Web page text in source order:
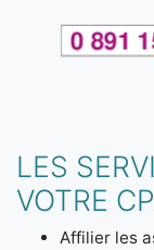
LES
VOTRE
Affilier les